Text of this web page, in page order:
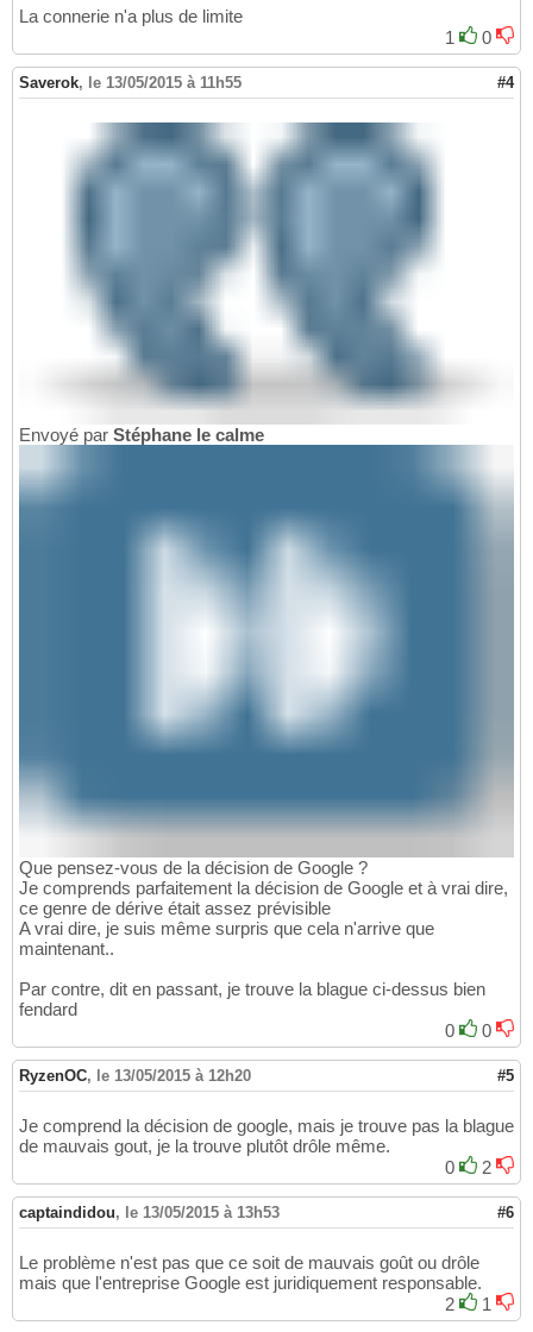
La connerie n'a plus de limite
1
0
Saverok, le 13/05/2015 à 11h55 #4
Envoyé par Stéphane le calme
Que pensez-vous de la décision de Google ?
Je comprends parfaitement la décision de Google et à vrai dire,
ce genre de dérive était assez prévisible
A vrai dire, je suis même surpris que cela n'arrive que
maintenant..
Par contre, dit en passant, je trouve la blague ci-dessus bien
fendard
0
0
RyzenOC, le 13/05/2015 à 12h20 #5
Je comprend la décision de google, mais je trouve pas la blague
de mauvais gout, je la trouve plutôt drôle même.
0
2
captaindidou, le 13/05/2015 à 13h53 #6
Le problème n'est pas que ce soit de mauvais goût ou drôle
mais que l'entreprise Google est juridiquement responsable.
2
1